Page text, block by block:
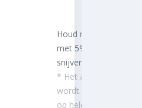
Houd rekening
met 5%
snijverlies
* Het aantal m²
wordt afgerond
op hele